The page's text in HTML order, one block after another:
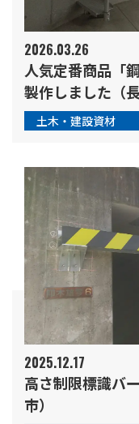
2026.03.26
人気定番商品「
製作しました（長
土木・建設資材
2025.12.17
高さ制限標識バ
市）